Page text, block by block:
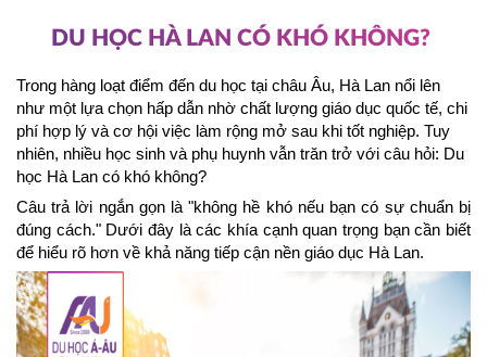
DU HỌC HÀ LAN CÓ KHÓ KHÔNG?
Trong hàng loạt điểm đến du học tại châu Âu, Hà Lan nổi lên
như một lựa chọn hấp dẫn nhờ chất lượng giáo dục quốc tế, chi
phí hợp lý và cơ hội việc làm rộng mở sau khi tốt nghiệp. Tuy
nhiên, nhiều học sinh và phụ huynh vẫn trăn trở với câu hỏi: Du
học Hà Lan có khó không?
Câu trả lời ngắn gọn là "không hề khó nếu bạn có sự chuẩn bị
đúng cách." Dưới đây là các khía cạnh quan trọng bạn cần biết
để hiểu rõ hơn về khả năng tiếp cận nền giáo dục Hà Lan.